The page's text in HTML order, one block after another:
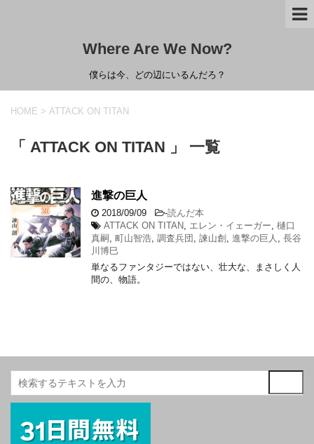
Where Are We Now?
僕らは今、どの辺にいるんだろ？
HOME > ATTACK ON TITAN
「 ATTACK ON TITAN 」 一覧
進撃の巨人
2018/09/09 -読んだ本
ATTACK ON TITAN
エレン・イェーガー 樋口
真嗣 町山智浩 調査兵団 諫山創 進撃の巨人
長谷
川博巳
単なるファンタジーではない、壮大な、まさしく人
間の、物語。